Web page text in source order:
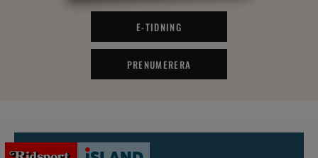
E-TIDNING
PRENUMERERA